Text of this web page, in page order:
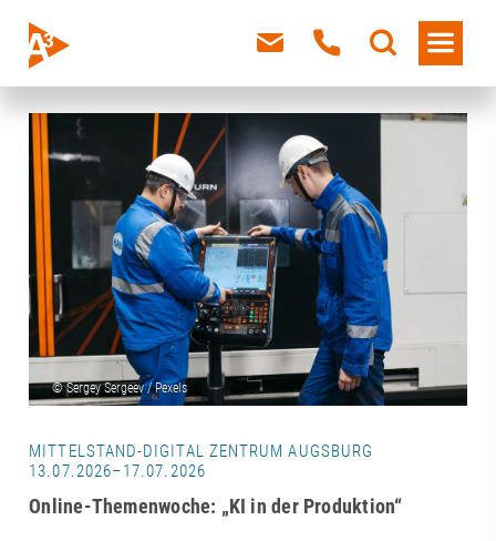
MITTELSTAND-DIGITAL ZENTRUM AUGSBURG
13.07.2026–17.07.2026
Online-Themenwoche: „KI in der Produktion“